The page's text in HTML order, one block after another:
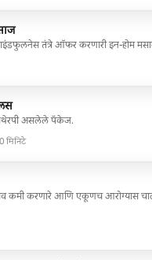
तंत्रे ऑफर करणारी इन-होम
असलेले पॅकेज.
मिनिटे
कमी करणारे आणि एकूणच आरोग्यास